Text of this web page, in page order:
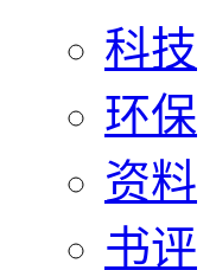
科技
环保
资料
书评